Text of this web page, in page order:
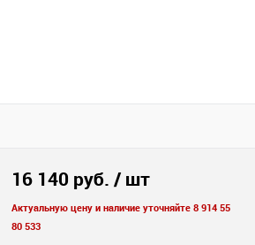
16 140 руб. / шт
Актуальную цену и наличие уточняйте 8 914 55
80 533